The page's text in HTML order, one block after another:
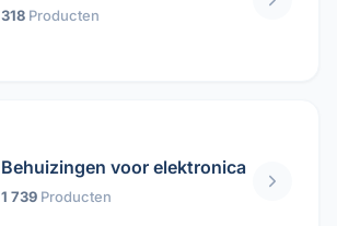
318 Producten
Behuizingen voor elektronica
1 739 Producten